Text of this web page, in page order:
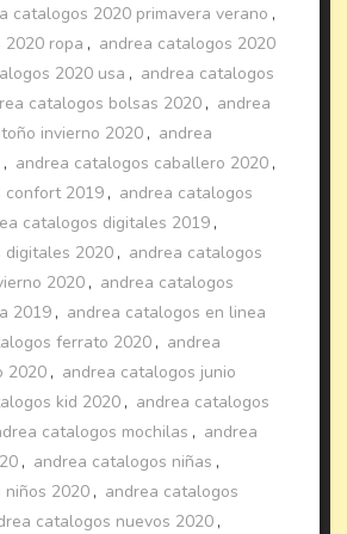
catalogos 2020 primavera verano ,
ropa , andrea catalogos 2020
2020 usa , andrea catalogos
catalogos bolsas 2020 , andrea
invierno 2020 , andrea
, andrea catalogos caballero 2020 ,
confort 2019 , andrea catalogos
catalogos digitales 2019 ,
digitales 2020 , andrea catalogos
2020 , andrea catalogos
2019 , andrea catalogos en linea
ferrato 2020 , andrea
2020 , andrea catalogos junio
kid 2020 , andrea catalogos
catalogos mochilas , andrea
, andrea catalogos niñas ,
2020 , andrea catalogos
catalogos nuevos 2020 ,